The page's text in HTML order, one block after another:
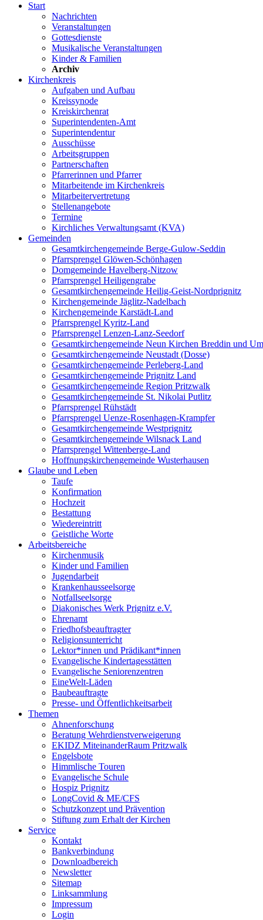
Start
Nachrichten
Veranstaltungen
Gottesdienste
Musikalische Veranstaltungen
Kinder & Familien
Archiv
Kirchenkreis
Aufgaben und Aufbau
Kreissynode
Kreiskirchenrat
Superintendenten-Amt
Superintendentur
Ausschüsse
Arbeitsgruppen
Partnerschaften
Pfarrerinnen und Pfarrer
Mitarbeitende im Kirchenkreis
Mitarbeitervertretung
Stellenangebote
Termine
Kirchliches Verwaltungsamt (KVA)
Gemeinden
Gesamtkirchengemeinde Berge-Gulow-Seddin
Pfarrsprengel Glöwen-Schönhagen
Domgemeinde Havelberg-Nitzow
Pfarrsprengel Heiligengrabe
Gesamtkirchengemeinde Heilig-Geist-Nordprignitz
Kirchengemeinde Jäglitz-Nadelbach
Kirchengemeinde Karstädt-Land
Pfarrsprengel Kyritz-Land
Pfarrsprengel Lenzen-Lanz-Seedorf
Gesamtkirchengemeinde Neun Kirchen Breddin und
Gesamtkirchengemeinde Neustadt (Dosse)
Gesamtkirchengemeinde Perleberg-Land
Gesamtkirchengemeinde Prignitz Land
Gesamtkirchengemeinde Region Pritzwalk
Gesamtkirchengemeinde St. Nikolai Putlitz
Pfarrsprengel Rühstädt
Pfarrsprengel Uenze-Rosenhagen-Krampfer
Gesamtkirchengemeinde Westprignitz
Gesamtkirchengemeinde Wilsnack Land
Pfarrsprengel Wittenberge-Land
Hoffnungskirchengemeinde Wusterhausen
Glaube und Leben
Taufe
Konfirmation
Hochzeit
Bestattung
Wiedereintritt
Geistliche Worte
Arbeitsbereiche
Kirchenmusik
Kinder und Familien
Jugendarbeit
Krankenhausseelsorge
Notfallseelsorge
Diakonisches Werk Prignitz e.V.
Ehrenamt
Friedhofsbeauftragter
Religionsunterricht
Lektor*innen und Prädikant*innen
Evangelische Kindertagesstätten
Evangelische Seniorenzentren
EineWelt-Läden
Baubeauftragte
Presse- und Öffentlichkeitsarbeit
Themen
Ahnenforschung
Beratung Wehrdienstverweigerung
EKIDZ MiteinanderRaum Pritzwalk
Engelsbote
Himmlische Touren
Evangelische Schule
Hospiz Prignitz
LongCovid & ME/CFS
Schutzkonzept und Prävention
Stiftung zum Erhalt der Kirchen
Service
Kontakt
Bankverbindung
Downloadbereich
Newsletter
Sitemap
Linksammlung
Impressum
Login